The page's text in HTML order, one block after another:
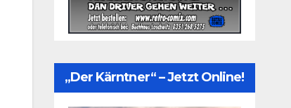
„Der Kärntner“ – Jetzt Online!